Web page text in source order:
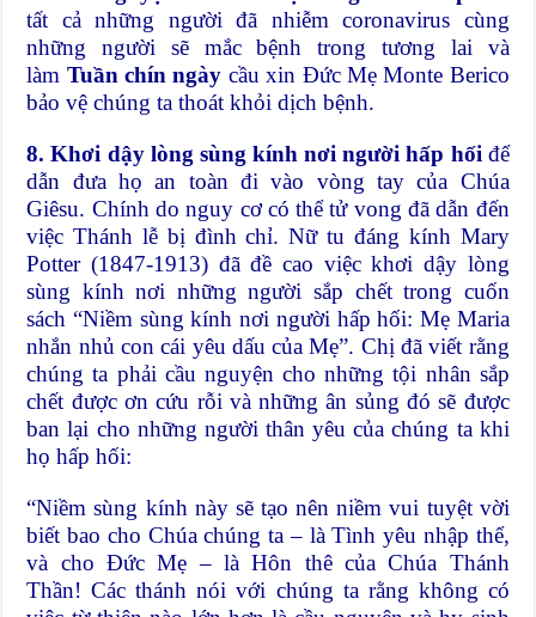
tất cả những người đã nhiễm coronavirus cùng
những người sẽ mắc bệnh trong tương lai và
làm Tuần chín ngày cầu xin Đức Mẹ Monte Berico
bảo vệ chúng ta thoát khỏi dịch bệnh.
8. Khơi dậy lòng sùng kính nơi người hấp hối để
dẫn đưa họ an toàn đi vào vòng tay của Chúa
Giêsu. Chính do nguy cơ có thể tử vong đã dẫn đến
việc Thánh lễ bị đình chỉ. Nữ tu đáng kính Mary
Potter (1847-1913) đã đề cao việc khơi dậy lòng
sùng kính nơi những người sắp chết trong cuốn
sách “Niềm sùng kính nơi người hấp hối: Mẹ Maria
nhắn nhủ con cái yêu dấu của Mẹ”. Chị đã viết rằng
chúng ta phải cầu nguyện cho những tội nhân sắp
chết được ơn cứu rỗi và những ân sủng đó sẽ được
ban lại cho những người thân yêu của chúng ta khi
họ hấp hối:
“Niềm sùng kính này sẽ tạo nên niềm vui tuyệt vời
biết bao cho Chúa chúng ta – là Tình yêu nhập thể,
và cho Đức Mẹ – là Hôn thê của Chúa Thánh
Thần! Các thánh nói với chúng ta rằng không có